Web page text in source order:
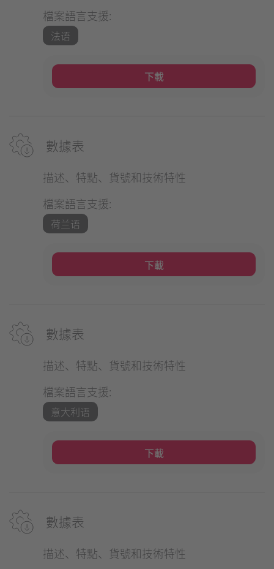
檔案語言支援:
法语
下載
數據表
描述、特點、貨號和技術特性
檔案語言支援:
荷兰语
下載
數據表
描述、特點、貨號和技術特性
檔案語言支援:
意大利语
下載
數據表
描述、特點、貨號和技術特性